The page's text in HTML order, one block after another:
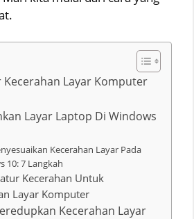
Kecerahan Layar Komputer
Layar Laptop Di Windows
Kecerahan Layar Pada
10: 7 Langkah
Kecerahan Untuk
Layar Komputer
Kecerahan Layar